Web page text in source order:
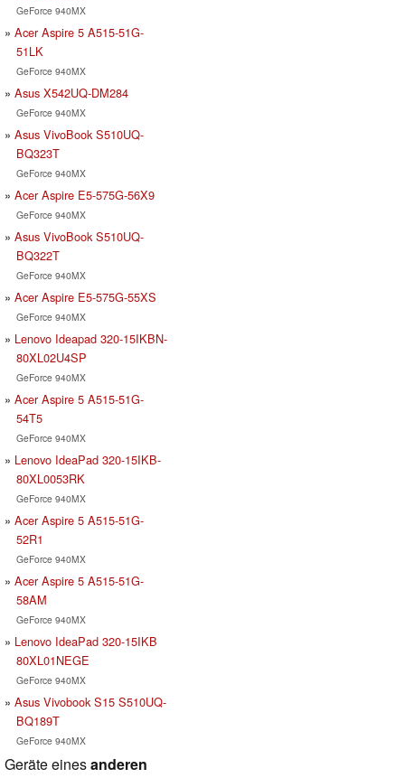
GeForce 940MX
Acer Aspire 5 A515-51G-
51LK
GeForce 940MX
Asus X542UQ-DM284
GeForce 940MX
Asus VivoBook S510UQ-
BQ323T
GeForce 940MX
Acer Aspire E5-575G-56X9
GeForce 940MX
Asus VivoBook S510UQ-
BQ322T
GeForce 940MX
Acer Aspire E5-575G-55XS
GeForce 940MX
Lenovo Ideapad 320-15IKBN-
80XL02U4SP
GeForce 940MX
Acer Aspire 5 A515-51G-
54T5
GeForce 940MX
Lenovo IdeaPad 320-15IKB-
80XL0053RK
GeForce 940MX
Acer Aspire 5 A515-51G-
52R1
GeForce 940MX
Acer Aspire 5 A515-51G-
58AM
GeForce 940MX
Lenovo IdeaPad 320-15IKB
80XL01NEGE
GeForce 940MX
Asus Vivobook S15 S510UQ-
BQ189T
GeForce 940MX
Geräte einesanderen